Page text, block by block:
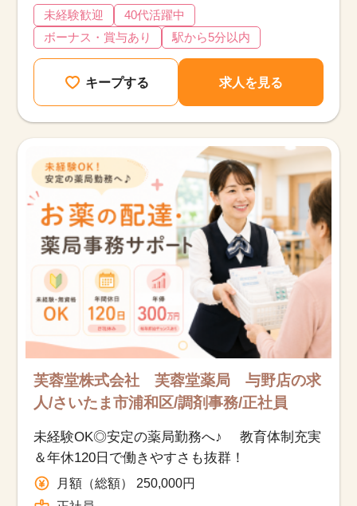
未経験歓迎
40代活躍中
ボーナス・賞与あり
駅から5分以内
キープする 求人を見る
芙蓉堂株式会社 芙蓉堂薬局 与野店の求
人/さいたま市浦和区/調剤事務/正社員
未経験OK◎安定の薬局勤務へ♪ 教育体制充実
＆年休120日で働きやすさも抜群！
月額（総額） 250,000円